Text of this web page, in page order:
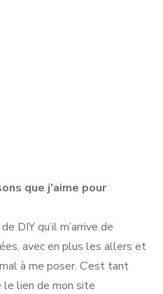
que j’aime pour
DIY qu’il m’arrive de
avec en plus les allers et
à me poser. C’est tant
le lien de mon site